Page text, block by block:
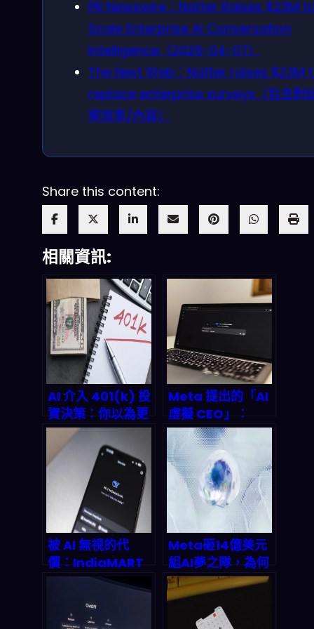
PR Newswire：Natter Raises $23M
Scale Enterprise AI Conversation
Intelligence（2026-04-07）
The Next Web：Natter raises $23M
replace enterprise surveys（包含對
察效率/內容）
Share this content:
相關資訊:
AI 介入 401(k) 投
資決策：你以為更
聰明、其實可能把
退休風險放大了？
Meta 提出的「AI
虛擬 CEO」：
2026 起你得怎麼
看待公司治理自動
化、風險與資料隱
私？
被 AI 無視的代
價：IndiaMART
對 OpenAI 的訴
訟，揭露 2026 企
業生存暗黑法則
Meta砸14億美元
組AI夢之隊，為何
就是不碰Google
Gemini？揭開
2026年AI市場兆